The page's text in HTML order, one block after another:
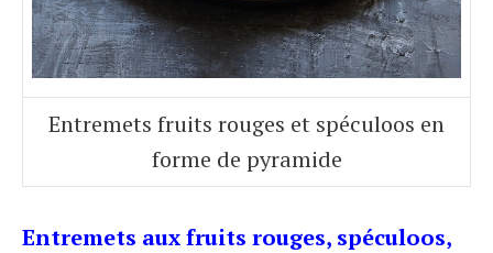
Entremets fruits rouges et spéculoos en
forme de pyramide
Entremets aux fruits rouges, spéculoos,